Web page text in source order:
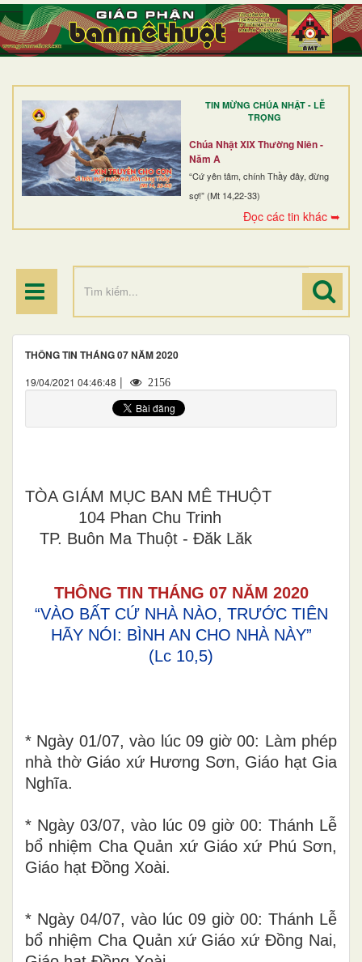
TIN MỪNG CHÚA NHẬT - LỄ
TRỌNG
Chúa Nhật XIX Thường Niên -
Năm A
“Cứ yên tâm, chính Thầy đây, đừng
sợ!” (Mt 14,22-33)
Đọc các tin khác ➥
TRANG NHẤT
GIỚI THIỆU
DÒNG TU
BAN MỤC VỤ
ĐOÀN THỂ CG
THÔNG TIN THÁNG 07 NĂM 2020
19/04/2021 04:46:48 | 2156
TÒA GIÁM MỤC BAN MÊ THUỘT
104 Phan Chu Trinh
TP. Buôn Ma Thuột - Đăk Lăk
THÔNG TIN THÁNG 07NĂM 2020
“VÀO BẤT CỨ NHÀ NÀO, TRƯỚC TIÊN
HÃY NÓI: BÌNH AN CHO NHÀ NÀY”
(Lc 10,5)
* Ngày 01/07, vào lúc 09 giờ 00: Làm phép
nhà thờ Giáo xứ Hương Sơn, Giáo hạt Gia
Nghĩa.
* Ngày 03/07, vào lúc 09 giờ 00: Thánh Lễ
bổ nhiệm Cha Quản xứ Giáo xứ Phú Sơn,
Giáo hạt Đồng Xoài.
* Ngày 04/07, vào lúc 09 giờ 00: Thánh Lễ
bổ nhiệm Cha Quản xứ Giáo xứ Đồng Nai,